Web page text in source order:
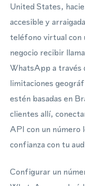
United States,
accesible y
teléfono virtual con
negocio recibir
WhatsApp a través
limitaciones
estén basadas en
clientes allí,
API con un número
confianza con tu
Configurar un